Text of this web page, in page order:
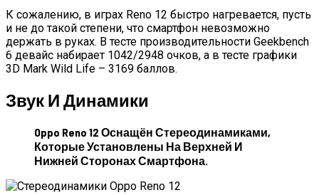
К сожалению, в играх Reno 12 быстро нагревается, пусть
и не до такой степени, что смартфон невозможно
держать в руках. В тесте производительности Geekbench
6 девайс набирает 1042/2948 очков, а в тесте графики
3D Mark Wild Life – 3169 баллов.
Звук И Динамики
Oppo Reno 12 Оснащён Стереодинамиками,
Которые Установлены На Верхней И
Нижней Сторонах Смартфона.